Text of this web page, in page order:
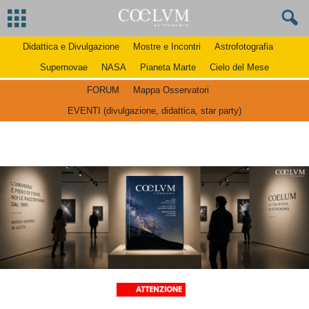
Didattica e Divulgazione Mostre e Incontri
Astrofotografia
Supernovae
NASA Pianeta Marte Cielo del Mese
FORUM
Mappa Osservatori
EVENTI (divulgazione, didattica, star party)